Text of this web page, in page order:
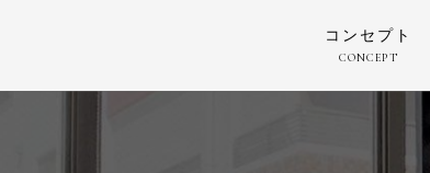
コンセプト
CONCEPT